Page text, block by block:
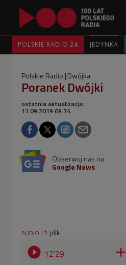
POLSKIE RADIO 24 JEDYNKA
Polskie Radio Dwójka
Poranek Dwójki
ostatnia aktualizacja:
11.09.2019 09:34
Obserwuj nas na
Google News
AUDIO 1 plik
 12'29 